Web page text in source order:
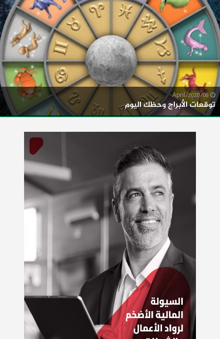
توقعات الأبراج وحظك اليوم